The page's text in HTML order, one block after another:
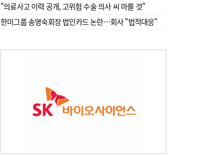
"의료사고 이력 공개, 고위험 수술 의사 씨 마를 것"
한미그룹 송영숙회장 법인카드 논란…회사 "법적대응"